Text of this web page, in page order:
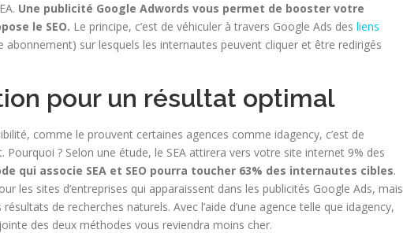
Une publicité Google Adwords vous permet de booster votre
le SEO. Le principe, c’est de véhiculer à travers Google Ads des liens
sur lesquels les internautes peuvent cliquer et être redirigés
pour un résultat optimal
comme le prouvent certaines agences comme idagency, c’est de
? Selon une étude, le SEA attirera vers votre site internet 9% des
qui associe SEA et SEO pourra toucher 63% des internautes cibles.
les sites d’entreprises qui apparaissent dans les publicités Google Ads, mais
de recherches naturels. Avec l’aide d’une agence telle que idagency,
des deux méthodes vous reviendra moins cher.